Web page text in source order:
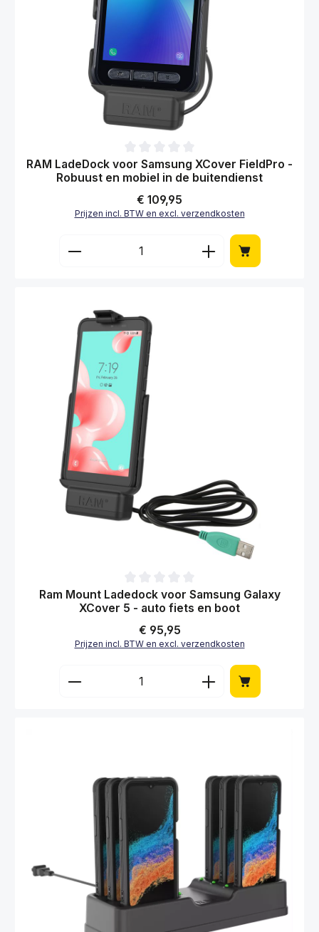
Gemiddelde waardering van 0 van 5 sterren
RAM LadeDock voor Samsung XCover FieldPro -
Robuust en mobiel in de buitendienst
Normale prijs:
€ 109,95
Prijzen incl. BTW en excl. verzendkosten
Producthoeveelheid: Voer de gewenste
Gemiddelde waardering van 0 van 5 sterren
Ram Mount Ladedock voor Samsung Galaxy
XCover 5 - auto fiets en boot
Normale prijs:
€ 95,95
Prijzen incl. BTW en excl. verzendkosten
Producthoeveelheid: Voer de gewenste